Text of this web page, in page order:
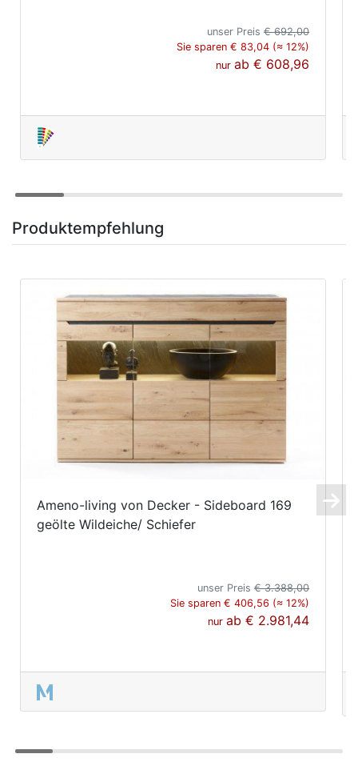
unser Preis€ 692,00
Sie sparen € 83,04 (≈ 12%)
nurab€ 608,96
Produktempfehlung
Ameno-living von Decker - Sideboard 169
geölte Wildeiche/ Schiefer
unser Preis€ 3.388,00
Sie sparen € 406,56 (≈ 12%)
nurab€ 2.981,44